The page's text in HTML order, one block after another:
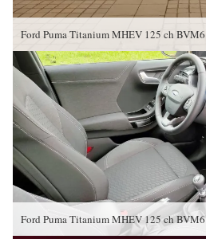
Ford Puma Titanium MHEV 125 ch BVM6
Ford Puma Titanium MHEV 125 ch BVM6